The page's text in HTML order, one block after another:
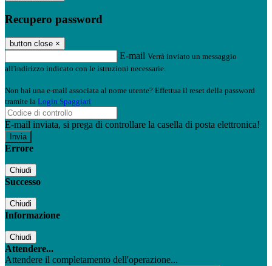
Recupero password
button close ×
E-mail Verrà inviato un messaggio
all'indirizzo indicato con le istruzioni necessarie.
Non hai una e-mail associata al nome utente? Effettua il reset della password
tramite la Login Spaggiari
E-mail inviata, si prega di controllare la casella di posta elettronica!
Errore
Chiudi
Successo
Chiudi
Informazione
Chiudi
Attendere...
Attendere il completamento dell'operazione...